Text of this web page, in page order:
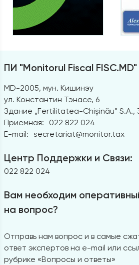
ПИ "Monitorul Fiscal FISC.MD"
MD-2005, мун. Кишинэу
ул. Константин Тэнасе, 6
Здание „Fertilitatea-Chișinău”
Приемная:
022 822 024
E-mail: secretariat@monitor.tax
Центр Поддержки и Связи:
022 822 024
Вам необходим
на вопрос?
Отправь нам вопрос и в самые
ответ экспертов на e-mail или
рубрике «Вопросы и ответы»